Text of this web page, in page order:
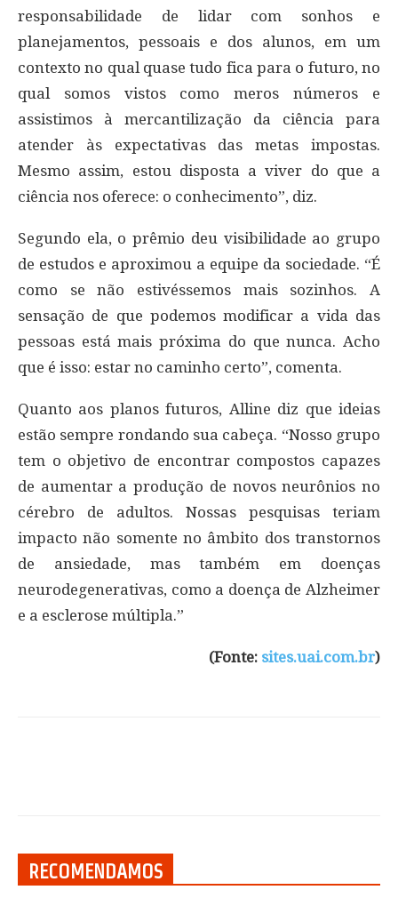
responsabilidade de lidar com sonhos e
planejamentos, pessoais e dos alunos, em um
contexto no qual quase tudo fica para o futuro, no
qual somos vistos como meros números e
assistimos à mercantilização da ciência para
atender às expectativas das metas impostas.
Mesmo assim, estou disposta a viver do que a
ciência nos oferece: o conhecimento”, diz.
Segundo ela, o prêmio deu visibilidade ao grupo
de estudos e aproximou a equipe da sociedade. “É
como se não estivéssemos mais sozinhos. A
sensação de que podemos modificar a vida das
pessoas está mais próxima do que nunca. Acho
que é isso: estar no caminho certo”, comenta.
Quanto aos planos futuros, Alline diz que ideias
estão sempre rondando sua cabeça. “Nosso grupo
tem o objetivo de encontrar compostos capazes
de aumentar a produção de novos neurônios no
cérebro de adultos. Nossas pesquisas teriam
impacto não somente no âmbito dos transtornos
de ansiedade, mas também em doenças
neurodegenerativas, como a doença de Alzheimer
e a esclerose múltipla.”
(Fonte: sites.uai.com.br)
RECOMENDAMOS